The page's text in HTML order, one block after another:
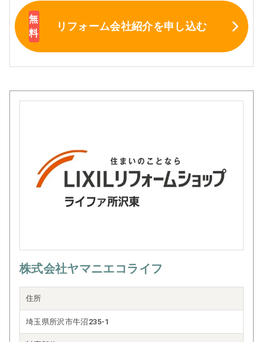
リフォーム会社紹介を申し込む
株式会社ヤマニエコライフ
住所
埼玉県所沢市牛沼235-1